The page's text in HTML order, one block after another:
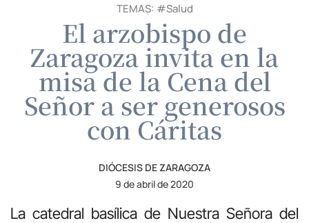
TEMAS: #Salud
El arzobispo de
Zaragoza invita en la
misa de la Cena del
Señor a ser generosos
con Cáritas
DIÓCESIS DE ZARAGOZA
9 de abril de 2020
La catedral basílica de Nuestra Señora del